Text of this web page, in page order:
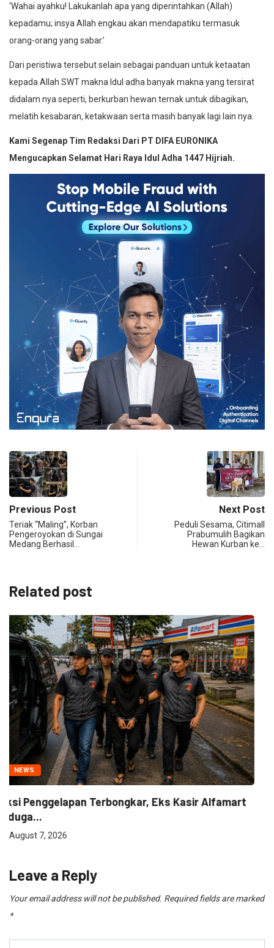
‘Wahai ayahku! Lakukanlah apa yang diperintahkan (Allah)
kepadamu; insya Allah engkau akan mendapatiku termasuk
orang-orang yang sabar.’
Dari peristiwa tersebut selain sebagai panduan untuk ketaatan
kepada Allah SWT makna Idul adha banyak makna yang tersirat
didalam nya seperti, berkurban hewan ternak untuk dibagikan,
melatih kesabaran, ketakwaan serta masih banyak lagi lain nya.
Kami Segenap Tim Redaksi Dari PT DIFA EURONIKA
Mengucapkan Selamat Hari Raya Idul Adha 1447 Hijriah.
Previous Post
Teriak “Maling”, Korban
Pengeroyokan di Sungai
Medang Berhasil…
Next Post
Peduli Sesama, Citimall
Prabumulih Bagikan
Hewan Kurban ke…
Related post
SPORT
Piala Presiden Usai, Persib Alihkan Fokus Ke...
August 7, 2026
Leave a Reply
Your email address will not be published. Required fields are marked
*